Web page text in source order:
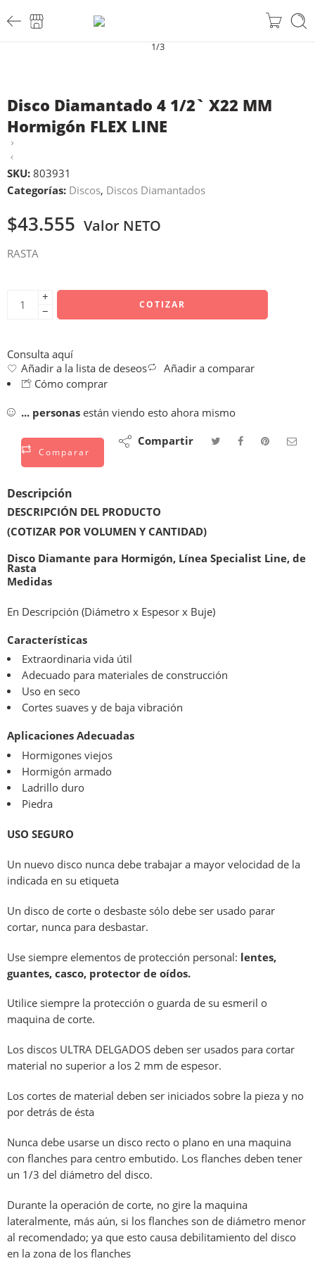
1/3
Disco Diamantado 4 1/2` X22 MM
Hormigón FLEX LINE
SKU: 803931
Categorías: Discos, Discos Diamantados
$43.555 Valor NETO
RASTA
+
−
COTIZAR
Consulta aquí
Añadir a la lista de deseos
Añadir a comparar
Cómo comprar
... personas están viendo esto ahora mismo
Comparar
Compartir
Descripción
DESCRIPCIÓN DEL PRODUCTO
(COTIZAR POR VOLUMEN Y CANTIDAD)
Disco Diamante para Hormigón, Línea Specialist Line, de
Rasta
Medidas
En Descripción (Diámetro x Espesor x Buje)
Características
Extraordinaria vida útil
Adecuado para materiales de construcción
Uso en seco
Cortes suaves y de baja vibración
Aplicaciones Adecuadas
Hormigones viejos
Hormigón armado
Ladrillo duro
Piedra
USO SEGURO
Un nuevo disco nunca debe trabajar a mayor velocidad de la
indicada en su etiqueta
Un disco de corte o desbaste sólo debe ser usado parar
cortar, nunca para desbastar.
Use siempre elementos de protección personal: lentes,
guantes, casco, protector de oídos.
Utilice siempre la protección o guarda de su esmeril o
maquina de corte.
Los discos ULTRA DELGADOS deben ser usados para cortar
material no superior a los 2 mm de espesor.
Los cortes de material deben ser iniciados sobre la pieza y no
por detrás de ésta
Nunca debe usarse un disco recto o plano en una maquina
con flanches para centro embutido. Los flanches deben tener
un 1/3 del diámetro del disco.
Durante la operación de corte, no gire la maquina
lateralmente, más aún, si los flanches son de diámetro menor
al recomendado; ya que esto causa debilitamiento del disco
en la zona de los flanches